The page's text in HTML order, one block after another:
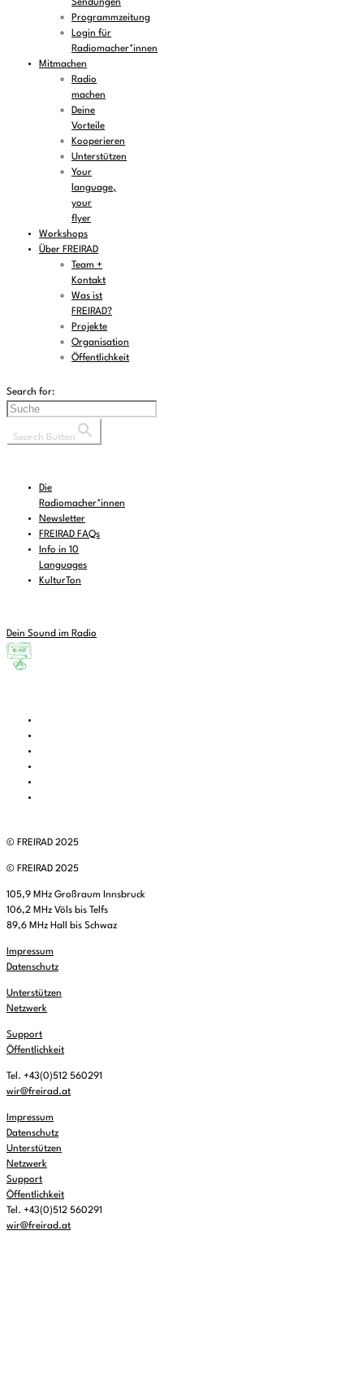
Sendungen
Programmzeitung
Login für
Radiomacher*innen
Mitmachen
Radio
machen
Deine
Vorteile
Kooperieren
Unterstützen
Your
language,
your
flyer
Workshops
Über FREIRAD
Team +
Kontakt
Was ist
FREIRAD?
Projekte
Organisation
Öffentlichkeit
Search for:
Search Button
Die
Radiomacher*innen
Newsletter
FREIRAD FAQs
Info in 10
Languages
KulturTon
Dein Sound im Radio
© FREIRAD 2025
© FREIRAD 2025
105,9 MHz Großraum Innsbruck
106,2 MHz Völs bis Telfs
89,6 MHz Hall bis Schwaz
Impressum
Datenschutz
Unterstützen
Netzwerk
Support
Öffentlichkeit
Tel. +43(0)512 560291
wir@freirad.at
Impressum
Datenschutz
Unterstützen
Netzwerk
Support
Öffentlichkeit
Tel. +43(0)512 560291
wir@freirad.at